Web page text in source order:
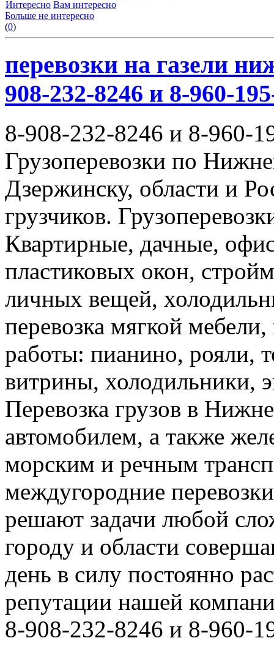
Интересно Вам интересно
Больше не интересно
(0)
перевозки на газели
908-232-8246 и 8-960-
8-908-232-8246 и 8-960-
Грузоперевозки по
Дзержинску, области и
грузчиков.
Квартирные, дачные,
пластиковых окон,
личных вещей,
перевозка мягкой
работы: пианино, рояли,
витрины, холодильники,
Перевозка грузов в
автомобилем, а также
морским и речным
междугородние
решают задачи любой
городу и области
день в силу постоянно
репутации нашей
8-908-232-8246 и 8-960-